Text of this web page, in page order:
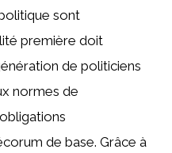
sont
première doit
de politiciens
normes de
de base. Grâce à